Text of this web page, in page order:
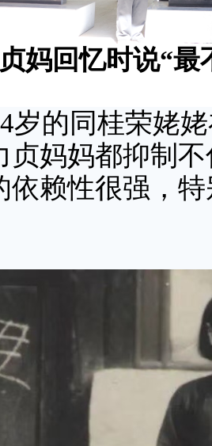
妈回忆时说“最
岁的同桂荣姥
贞妈妈都抑制
依赖性很强，